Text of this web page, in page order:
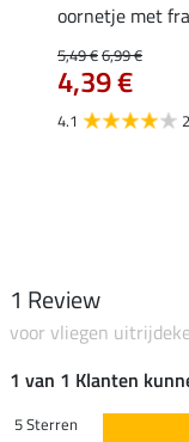
oornetje met
5,49 €6,99 €
4,39 €
4.1
1 Review
voor vliegen
1 van 1 Klanten
5 Sterren